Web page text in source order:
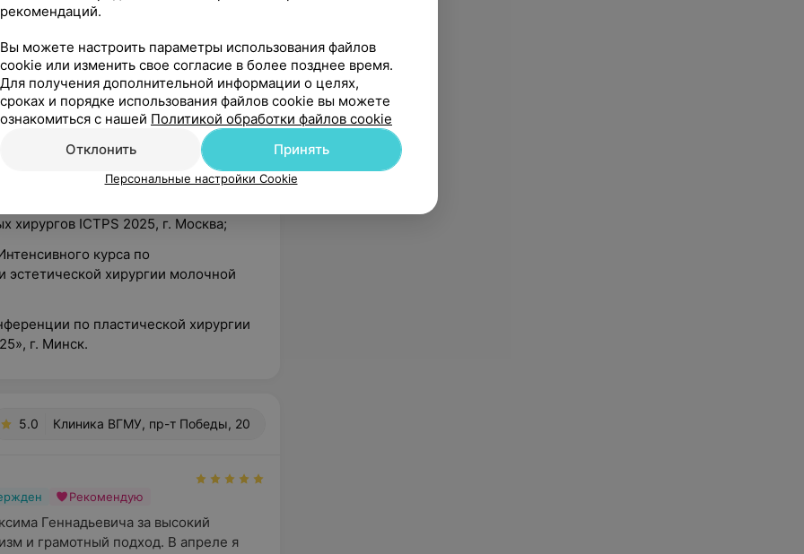
и эффективная
Москва;
по программе «Ультразвуковая
диагностика в
ГУО «Витебский государственный
университет»;
Конгрессе по
медицине, г. Казань;
Конгрессе для
хирургов ICTPS 2025, г. Москва;
курса по
эстетической хирургии молочной
по пластической хирургии
», г. Минск.
5.0 Клиника ВГМУ, пр-т Победы, 20
Рекомендую
Геннадьевича за высокий
и грамотный подход. В апреле я
рекомендаций.
Вы можете настроить параметры использования файлов
cookie или изменить свое согласие в более позднее время.
Для получения дополнительной информации о целях,
сроках и порядке использования файлов cookie вы можете
ознакомиться с нашей Политикой обработки файлов cookie
Отклонить
Принять
Персональные настройки Cookie